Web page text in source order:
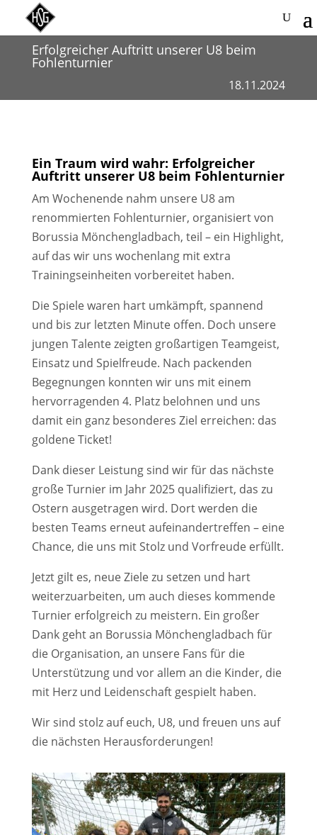
Erfolgreicher Auftritt unserer U8 beim
Fohlenturnier
18.11.2024
Ein Traum wird wahr: Erfolgreicher
Auftritt unserer U8 beim Fohlenturnier
Am Wochenende nahm unsere U8 am
renommierten Fohlenturnier, organisiert von
Borussia Mönchengladbach, teil – ein Highlight,
auf das wir uns wochenlang mit extra
Trainingseinheiten vorbereitet haben.
Die Spiele waren hart umkämpft, spannend
und bis zur letzten Minute offen. Doch unsere
jungen Talente zeigten großartigen Teamgeist,
Einsatz und Spielfreude. Nach packenden
Begegnungen konnten wir uns mit einem
hervorragenden 4. Platz belohnen und uns
damit ein ganz besonderes Ziel erreichen: das
goldene Ticket!
Dank dieser Leistung sind wir für das nächste
große Turnier im Jahr 2025 qualifiziert, das zu
Ostern ausgetragen wird. Dort werden die
besten Teams erneut aufeinandertreffen – eine
Chance, die uns mit Stolz und Vorfreude erfüllt.
Jetzt gilt es, neue Ziele zu setzen und hart
weiterzuarbeiten, um auch dieses kommende
Turnier erfolgreich zu meistern. Ein großer
Dank geht an Borussia Mönchengladbach für
die Organisation, an unsere Fans für die
Unterstützung und vor allem an die Kinder, die
mit Herz und Leidenschaft gespielt haben.
Wir sind stolz auf euch, U8, und freuen uns auf
die nächsten Herausforderungen!